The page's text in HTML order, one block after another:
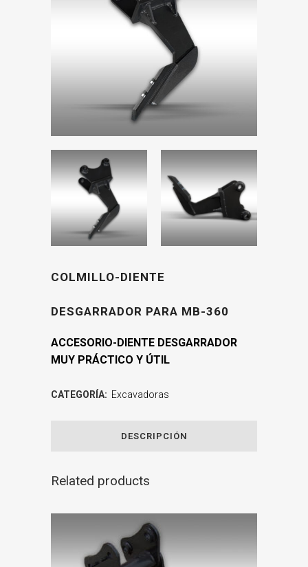
COLMILLO-DIENTE
DESGARRADOR PARA MB-360
ACCESORIO-DIENTE DESGARRADOR
MUY PRÁCTICO Y ÚTIL
CATEGORÍA: Excavadoras
DESCRIPCIÓN
Related products